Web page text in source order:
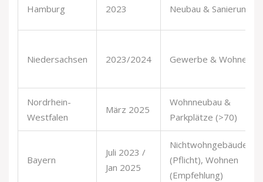
Hamburg 2023 Neubau & Sanierung
Niedersachsen 2023/2024 Gewerbe & Wohnen
Nordrhein-
Westfalen
März 2025
Wohnneubau &
Parkplätze (>70)
Bayern
Juli 2023 /
Jan 2025
Nichtwohngebäude
(Pflicht), Wohnen
(Empfehlung)